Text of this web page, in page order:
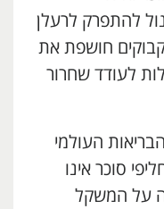
להתפרק לרעלן
חושפת את
לעודד שחרור
העולמי
סוכר אינו
על המשקל